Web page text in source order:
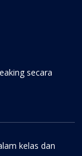
secara
kelas dan